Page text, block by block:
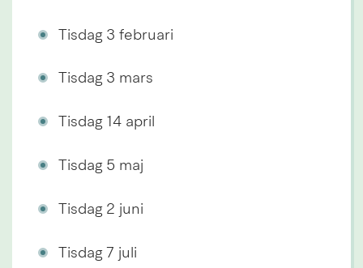
Tisdag 3 februari
Tisdag 3 mars
Tisdag 14 april
Tisdag 5 maj
Tisdag 2 juni
Tisdag 7 juli